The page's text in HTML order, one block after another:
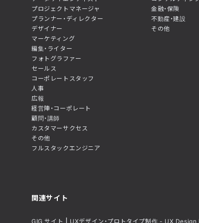
プロジェクトマネージャ
プランナー・ディレクター
デザイナー
マーケティング
編集・ライター
フォトグラファー
セールス
コーポレートスタッフ
人事
広報
経営陣・コーポレート
顧問・講師
カスタマーサクセス
その他
フルスタックエンジニア
金融・保険
不動産・建設
その他
関連サイト
GIG サイト UXデザイン・プロトタイプ制作 - UX Design